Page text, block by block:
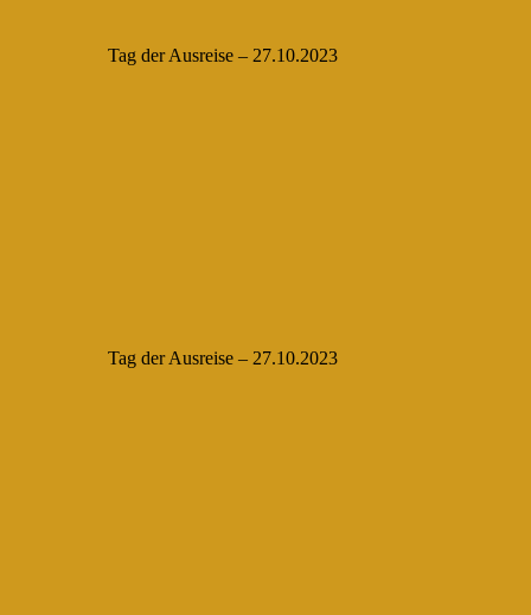
Tag der Ausreise – 27.10.2023
Tag der Ausreise – 27.10.2023